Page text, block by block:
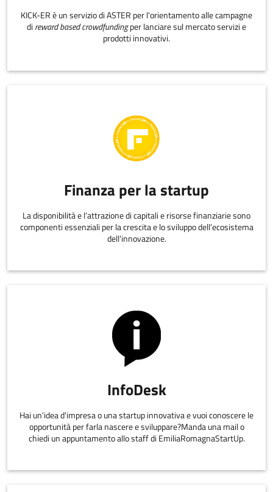
KICK-ER è un servizio di ASTER per l'orientamento alle campagne
di reward based crowdfundingper lanciare sul mercato servizi e
prodotti innovativi.
Finanza per la startup
La disponibilità e l’attrazione di capitali e risorse finanziarie sono
componenti essenziali per la crescita e lo sviluppo dell’ecosistema
dell’innovazione.
InfoDesk
Hai un'idea d'impresa o una startup innovativa e vuoi conoscere le
opportunità per farla nascere e sviluppare?Manda una mail o
chiedi un appuntamento allo staff di EmiliaRomagnaStartUp.